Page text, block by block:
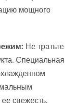
мощного
Не тратьте
Специальная
свежесть.